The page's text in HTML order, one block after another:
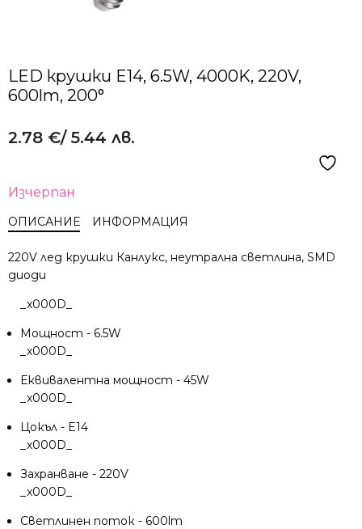
LED крушки E14, 6.5W, 4000K, 220V,
600lm, 200°
2.78 €/ 5.44 лв.
Изчерпан
ОПИСАНИЕ ИНФОРМАЦИЯ
220V лед крушки Канлукс, неутрална светлина, SMD
диоди
_x000D_
Мощност - 6.5W
_x000D_
Еквивалентна мощност - 45W
_x000D_
Цокъл - E14
_x000D_
Захранване - 220V
_x000D_
Светлинен поток - 600lm